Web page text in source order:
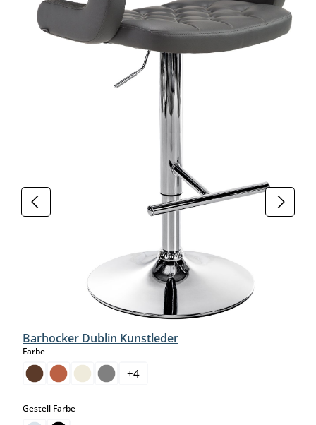
Barhocker Dublin Kunstleder
Farbeauswählen
+4
Gestell Farbeauswählen